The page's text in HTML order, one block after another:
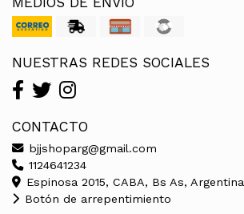
NUESTRAS REDES SOCIALES
CONTACTO
bjjshoparg@gmail.com
1124641234
Espinosa 2015, CABA, Bs As, Argentina
Botón de arrepentimiento